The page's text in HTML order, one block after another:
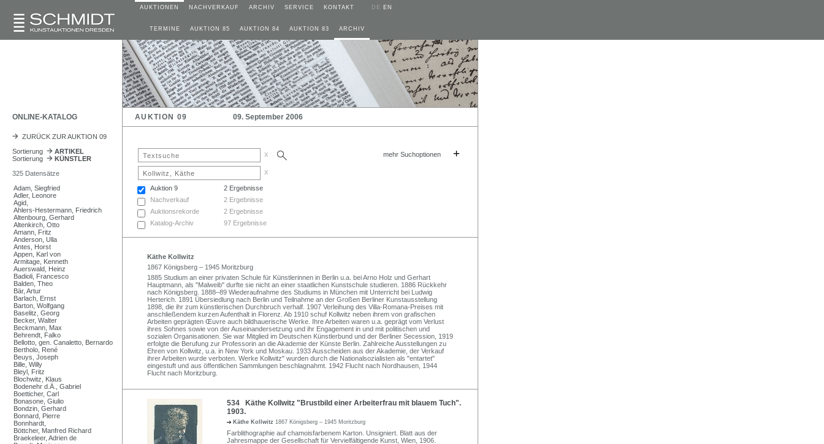
AUKTIONEN NACHVERKAUF ARCHIV SERVICE KONTAKT DE EN
TERMINE AUKTION 85 AUKTION 84 AUKTION 83 ARCHIV
ONLINE-KATALOG AUKTION 09 09. September 2006
ZURÜCK ZUR AUKTION 09
Sortierung
ARTIKEL
Sortierung
KÜNSTLER
325 Datensätze
Adam, Siegfried
Adler, Leonore
Agid,
Ahlers-Hestermann, Friedrich
Altenbourg, Gerhard
Altenkirch, Otto
Amann, Fritz
Anderson, Ulla
Antes, Horst
Appen, Karl von
Armitage, Kenneth
Auerswald, Heinz
Badioli, Francesco
Balden, Theo
Bär, Artur
Barlach, Ernst
Barton, Wolfgang
Baselitz, Georg
Becker, Walter
Beckmann, Max
Behrendt, Falko
Bellotto, gen. Canaletto, Bernardo
Bertholo, René
Beuys, Joseph
Bille, Willy
Bleyl, Fritz
Blochwitz, Klaus
Bodenehr d.Ä., Gabriel
Boetticher, Carl
Bonasone, Giulio
Bondzin, Gerhard
Bonnard, Pierre
Bonnhardt,
Böttcher, Manfred Richard
Braekeleer, Adrien de
x mehr Suchoptionen +
x
Auktion 9
2 Ergebnisse
Nachverkauf
2 Ergebnisse
Auktionsrekorde
2 Ergebnisse
Katalog-Archiv
97 Ergebnisse
Käthe Kollwitz
1867 Königsberg – 1945 Moritzburg
1885 Studium an einer privaten Schule für Künstlerinnen in Berlin u.a. bei Arno Holz und Gerhart
Hauptmann, als "Malweib" durfte sie nicht an einer staatlichen Kunstschule studieren. 1886 Rückkehr
nach Königsberg. 1888–89 Wiederaufnahme des Studiums in München mit Unterricht bei Ludwig
Herterich. 1891 Übersiedlung nach Berlin und Teilnahme an der Großen Berliner Kunstausstellung
1898, die ihr zum künstlerischen Durchbruch verhalf. 1907 Verleihung des Villa-Romana-Preises mit
anschließendem kurzen Aufenthalt in Florenz. Ab 1910 schuf Kollwitz neben ihrem von grafischen
Arbeiten geprägten Œuvre auch bildhauerische Werke. Ihre Arbeiten waren u.a. geprägt vom Verlust
ihres Sohnes sowie von der Auseinandersetzung und ihr Engagement in und mit politischen und
sozialen Organisationen. Sie war Mitglied im Deutschen Künstlerbund und der Berliner Secession, 1919
erfolgte die Berufung zur Professorin an die Akademie der Künste Berlin. Zahlreiche Ausstellungen zu
Ehren von Kollwitz, u.a. in New York und Moskau. 1933 Ausscheiden aus der Akademie, der Verkauf
ihrer Arbeiten wurde verboten. Werke Kollwitz" wurden durch die Nationalsozialisten als "entartet"
eingestuft und aus öffentlichen Sammlungen beschlagnahmt. 1942 Flucht nach Nordhausen, 1944
Flucht nach Moritzburg.
534 Käthe Kollwitz "Brustbild einer Arbeiterfrau mit blauem Tuch".
1903.
Käthe Kollwitz 1867 Königsberg – 1945 Moritzburg
Farblithographie auf chamoisfarbenem Karton. Unsigniert. Blatt aus der
Jahresmappe der Gesellschaft für Vervielfältigende Kunst, Wien, 1906.